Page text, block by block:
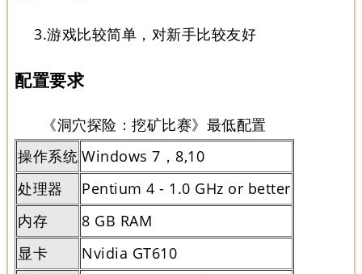
3.游戏比较简单，对新手比较友好
配置要求
《洞穴探险：挖矿比赛》最低配置
操作系统 Windows 7，8,10
处理器
Pentium 4 - 1.0 GHz or better
内存
8 GB RAM
显卡
Nvidia GT610